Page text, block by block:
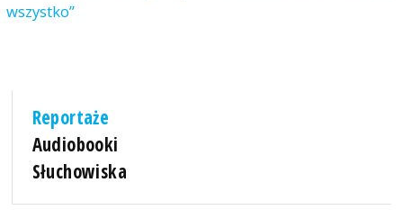
wszystko”
Reportaże
Audiobooki
Słuchowiska